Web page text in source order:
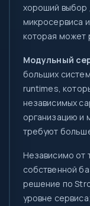
хороший выбор
микросервиса
которая может
Модульный
больших
runtimes,
независимых
организацию и
требуют
Независимо от
собственной
решение по
уровне